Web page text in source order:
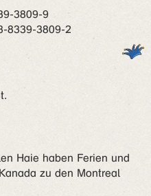
3809-9
8339-3809-2
Haie haben Ferien und
zu den Montreal